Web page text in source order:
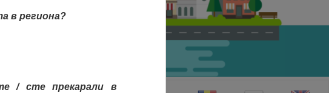
в региона?
/ сте прекарали в